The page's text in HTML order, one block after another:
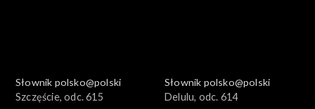
Słownik polsko@polski
Szczęście, odc. 615
Słownik polsko@polski
Delulu, odc. 614